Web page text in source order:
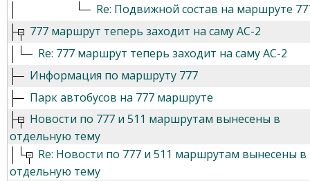
Re: Подвижной состав на маршруте
777 маршрут теперь заходит на саму АС-2
Re: 777 маршрут теперь заходит на саму АС-2
Информация по маршруту 777
Парк автобусов на 777 маршруте
Новости по 777 и 511 маршрутам вынесены в
отдельную тему
Re: Новости по 777 и 511 маршрутам вынесены в
отдельную тему